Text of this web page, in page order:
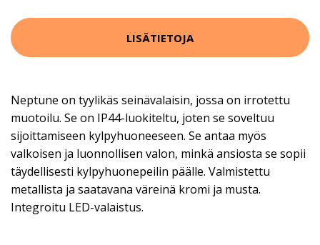
LISÄTIETOJA
Neptune on tyylikäs seinävalaisin, jossa on irrotettu
muotoilu. Se on IP44-luokiteltu, joten se soveltuu
sijoittamiseen kylpyhuoneeseen. Se antaa myös
valkoisen ja luonnollisen valon, minkä ansiosta se sopii
täydellisesti kylpyhuonepeilin päälle. Valmistettu
metallista ja saatavana väreinä kromi ja musta.
Integroitu LED-valaistus.